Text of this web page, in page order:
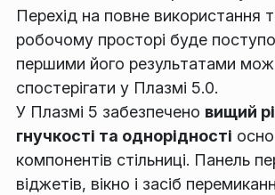
Перехід на повне використання
робочому просторі буде
першими його результатами
спостерігати у Плазмі 5.0.
У Плазмі 5 забезпечено вищий
гнучкості та однорідності
компонентів стільниці. Панель
віджетів, вікно і засіб